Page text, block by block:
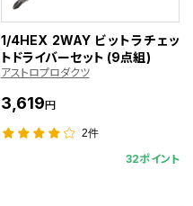
1/4HEX 2WAY ビットラチェッ
トドライバーセット (9点組)
アストロプロダクツ
3,619円
2件
32ポイント